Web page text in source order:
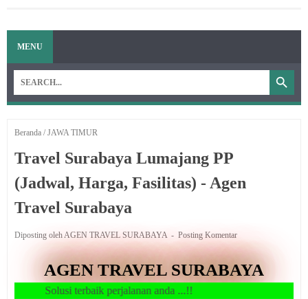
MENU
Beranda /JAWA TIMUR
Travel Surabaya Lumajang PP
(Jadwal, Harga, Fasilitas) - Agen
Travel Surabaya
Diposting oleh AGEN TRAVEL SURABAYA Posting Komentar
AGEN TRAVEL SURABAYA
terbaik perjalanan anda ...!!